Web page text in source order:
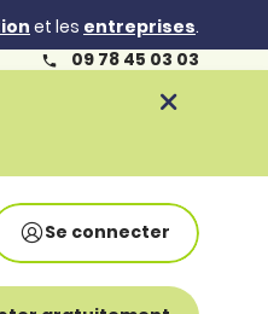
et les entreprises.
09 78 45 03 03
Se connecter